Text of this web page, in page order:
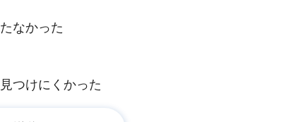
なかった
つけにくかった